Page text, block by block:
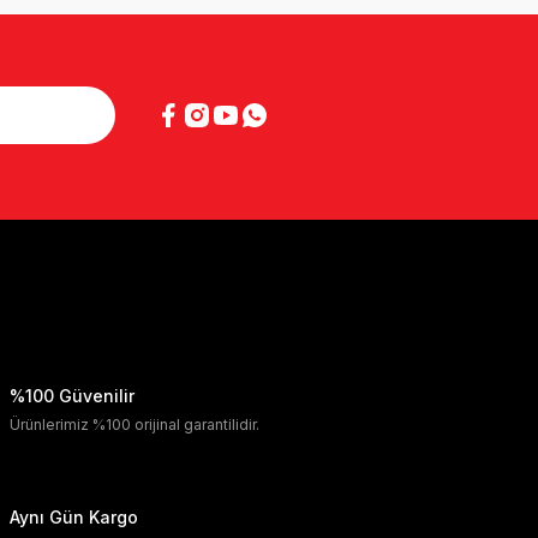
%100 Güvenilir
Ürünlerimiz %100 orijinal garantilidir.
Aynı Gün Kargo